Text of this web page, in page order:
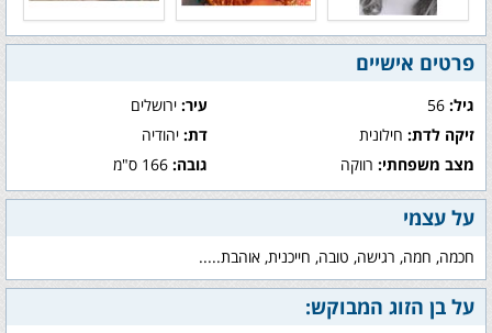
פרטים אישיים
גיל: עיר:ירושלים
זיקה לדת: חילונית דת:יהודיה
מצב משפחתי: רווקה גובה:166 ס"מ
על עצמי
חכמה, חמה, רגישה, טובה, חייכנית, אוהבת.....
על בן הזוג המבוקש: